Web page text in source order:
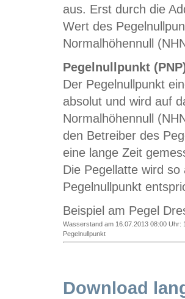
aus. Erst durch die
Wert des
Normalhöhennull
Pegelnullpunkt
Der Pegelnullpunkt
absolut und wird auf
Normalhöhennull
den Betreiber des
eine lange Zeit
Die Pegellatte wird
Pegelnullpunkt
Beispiel am Pegel
Wasserstand am 16.07.2013 08:00 Uhr:
Pegelnullpunkt
Download